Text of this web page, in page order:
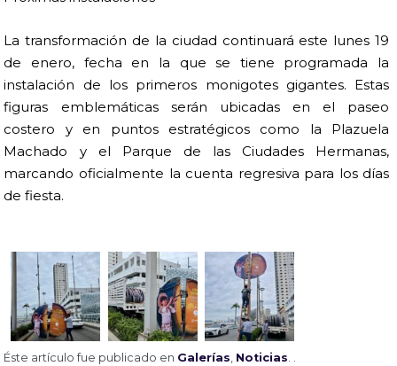
La transformación de la ciudad continuará este lunes 19
de enero, fecha en la que se tiene programada la
instalación de los primeros monigotes gigantes. Estas
figuras emblemáticas serán ubicadas en el paseo
costero y en puntos estratégicos como la Plazuela
Machado y el Parque de las Ciudades Hermanas,
marcando oficialmente la cuenta regresiva para los días
de fiesta.
Éste artículo fue publicado en Galerías, Noticias. .